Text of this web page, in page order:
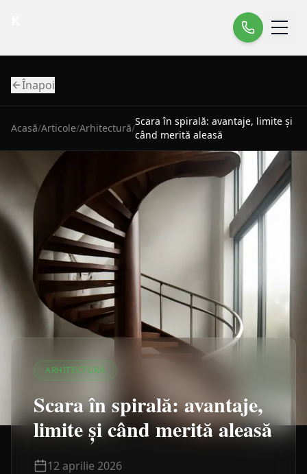
Înapoi
Acasă/Articole/Arhitectură/
Scara în spirală: avantaje, limite și
când merită aleasă
ARHITECTURĂ
Scara în spirală: avantaje,
limite și când merită aleasă
12 aprilie 2026